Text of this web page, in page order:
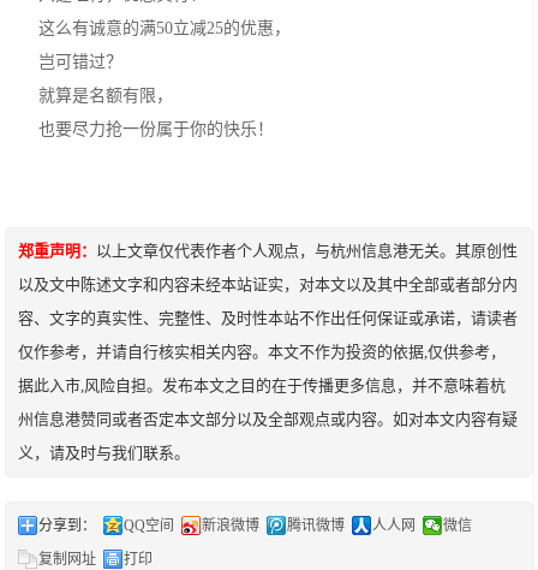
这么有诚意的满50立减25的优惠，
岂可错过？
就算是名额有限，
也要尽力抢一份属于你的快乐！
郑重声明： 以上文章仅代表作者个人观点，与杭州信息港无关。其原创性
以及文中陈述文字和内容未经本站证实，对本文以及其中全部或者部分内
容、文字的真实性、完整性、及时性本站不作出任何保证或承诺，请读者
仅作参考，并请自行核实相关内容。本文不作为投资的依据,仅供参考，
据此入市,风险自担。发布本文之目的在于传播更多信息，并不意味着杭
州信息港赞同或者否定本文部分以及全部观点或内容。如对本文内容有疑
义，请及时与我们联系。
分享到： QQ空间 新浪微博 腾讯微博 人人网
微信
复制网址
打印